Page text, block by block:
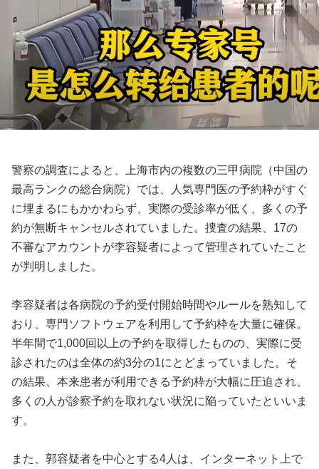
警察の調査によると、上海市内の複数の三甲病院（中国の
最高ランクの総合病院）では、人気専門医の予約枠がすぐ
に埋まるにもかかわらず、実際の受診率が低く、多くの予
約が無断キャンセルされていました。捜査の結果、17の
不審なアカウントが李容疑者によって管理されていたこと
が判明しました。
李容疑者は各病院の予約受付開始時間やルールを熟知して
おり、専門ソフトウェアを利用して予約枠を大量に確保。
半年間で1,000回以上の予約を取得したものの、実際に受
診されたのは全体の約3分の1にとどまっていました。そ
の結果、本来患者が利用できる予約枠が大幅に圧迫され、
多くの人が診察予約を取れない状況に陥っていたといいま
す。
また、郭容疑者を中心とする4人は、インターネット上で